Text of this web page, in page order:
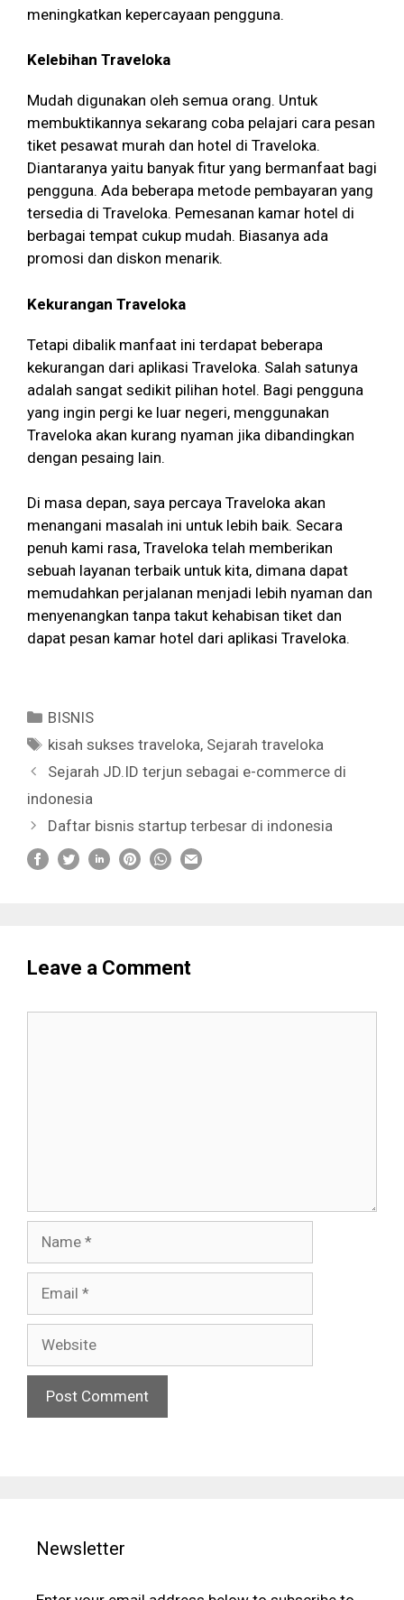
meningkatkan kepercayaan pengguna.
Kelebihan Traveloka
Mudah digunakan oleh semua orang. Untuk
membuktikannya sekarang coba pelajari cara pesan
tiket pesawat murah dan hotel di Traveloka.
Diantaranya yaitu banyak fitur yang bermanfaat bagi
pengguna. Ada beberapa metode pembayaran yang
tersedia di Traveloka. Pemesanan kamar hotel di
berbagai tempat cukup mudah. Biasanya ada
promosi dan diskon menarik.
Kekurangan Traveloka
Tetapi dibalik manfaat ini terdapat beberapa
kekurangan dari aplikasi Traveloka. Salah satunya
adalah sangat sedikit pilihan hotel. Bagi pengguna
yang ingin pergi ke luar negeri, menggunakan
Traveloka akan kurang nyaman jika dibandingkan
dengan pesaing lain.
Di masa depan, saya percaya Traveloka akan
menangani masalah ini untuk lebih baik. Secara
penuh kami rasa, Traveloka telah memberikan
sebuah layanan terbaik untuk kita, dimana dapat
memudahkan perjalanan menjadi lebih nyaman dan
menyenangkan tanpa takut kehabisan tiket dan
dapat pesan kamar hotel dari aplikasi Traveloka.
Categories
BISNIS
Tags
kisah sukses traveloka, Sejarah traveloka
Sejarah JD.ID terjun sebagai e-commerce di
indonesia
Daftar bisnis startup terbesar di indonesia
Leave a Comment
Newsletter